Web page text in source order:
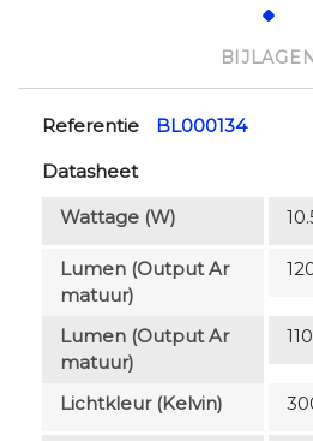
BIJLAGEN
Referentie
BL000134
Datasheet
Wattage (W)
Lumen (output Ar
Matuur)
Lumen (output Ar
Matuur)
Lichtkleur (Kelvin)